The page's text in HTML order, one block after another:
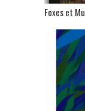
Foxes et